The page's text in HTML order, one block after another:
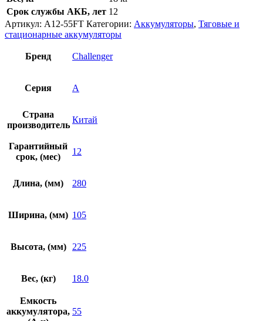
Срок службы АКБ, лет 12
Артикул: A12-55FT Категории: Аккумуляторы, Тяговые и
стационарные аккумуляторы
Бренд Challenger
Серия A
Страна
производитель
Китай
Гарантийный
срок, (мес)
12
Длина, (мм) 280
Ширина, (мм) 105
Высота, (мм) 225
Вес, (кг) 18.0
Емкость
аккумулятора, 55